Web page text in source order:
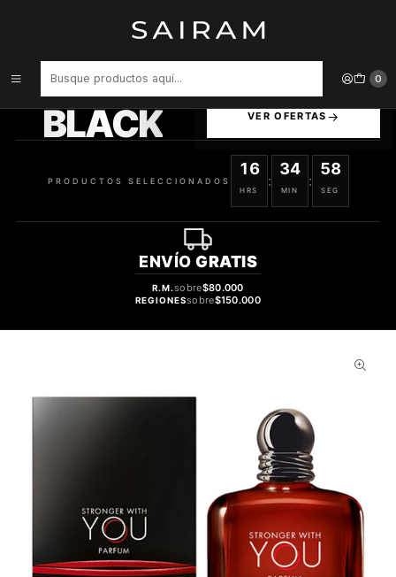
0
PERFUME STRONGER WITH YOU PARFUM ARMANI VARON PARFUM
BLACK VER OFERTAS
PRODUCTOS SELECCIONADOS
16
HRS
:
34
MIN
:
57
SEG
ENVÍO GRATIS
R.M.sobre$80.000
REGIONESsobre$150.000